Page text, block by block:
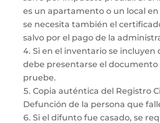
es un apartamento o un local
se necesita también el
salvo por el pago de la
Si en el inventario se incluyen
debe presentarse el documento
pruebe.
Copia auténtica del Registro
Defunción de la persona que
Si el difunto fue casado, se